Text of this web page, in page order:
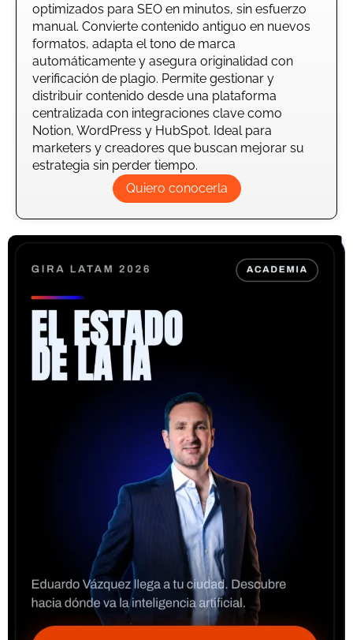
optimizados para SEO en minutos, sin esfuerzo
manual. Convierte contenido antiguo en nuevos
formatos, adapta el tono de marca
automáticamente y asegura originalidad con
verificación de plagio. Permite gestionar y
distribuir contenido desde una plataforma
centralizada con integraciones clave como
Notion, WordPress y HubSpot. Ideal para
marketers y creadores que buscan mejorar su
estrategia sin perder tiempo.
Quiero conocerla